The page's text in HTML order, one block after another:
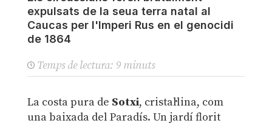
expulsats de la seua terra natal al
Caucas per l'Imperi Rus en el genocidi
de 1864
Temps de lectura: 9 minuts
La costa pura de Sotxi, cristal·lina, com
una baixada del Paradís. Un jardí florit